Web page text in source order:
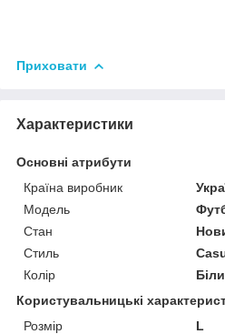
Приховати
Характеристики
Основні атрибути
Країна виробник
Модель
Стан
Стиль
Колір
Користувальницькі
Розмір
L